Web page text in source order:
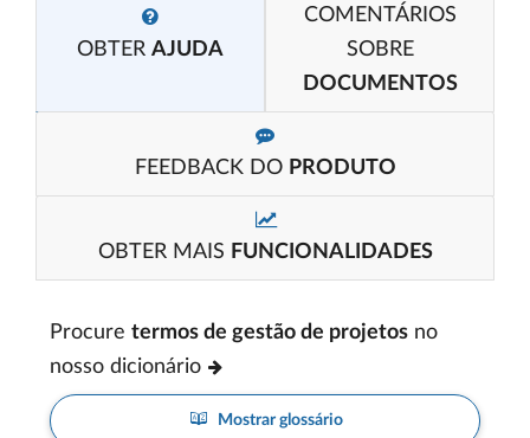
OBTER AJUDA
COMENTÁRIOS
SOBRE
DOCUMENTOS
FEEDBACK DO PRODUTO
OBTER MAIS FUNCIONALIDADES
Procure termos de gestão de projetos no
nosso dicionário
Mostrar glossário